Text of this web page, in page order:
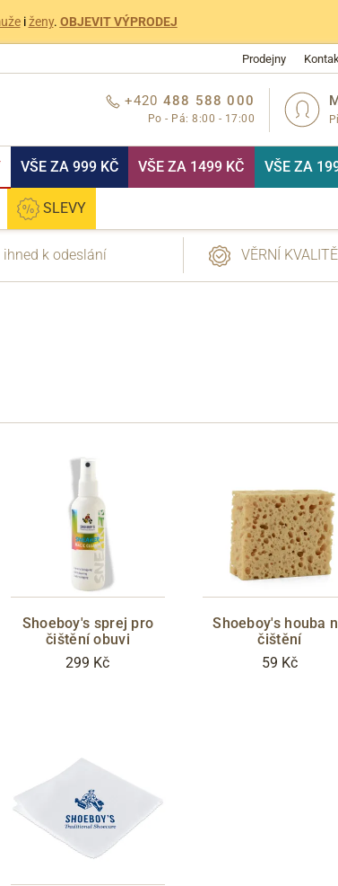
iženy. OBJEVIT VÝPRODEJ
Prodejny
+420 488 588 000
Po - Pá: 8:00 - 17:00
VŠE ZA 999 KČ VŠE ZA 1499 KČ VŠE ZA
SLEVY
Přes Seznam
Přes Google
ihned k odeslání VĚRNÍ
Shoeboy's sprej pro
čištění obuvi
299 Kč
Shoeboy's houba
čištění
59 Kč